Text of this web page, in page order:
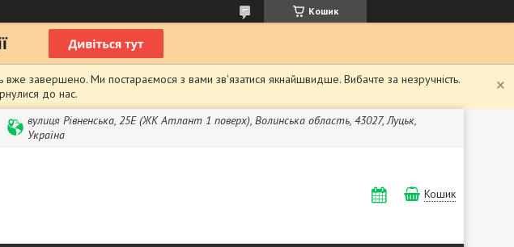
Кошик
завершено. Ми постараємося з вами зв'язатися якнайшвидше. Вибачте за незручність.
до нас.
вулиця Рівненська, 25Е (ЖК Атлант 1 поверх), Волинська область, 43027, Луцьк,
Україна
Кошик